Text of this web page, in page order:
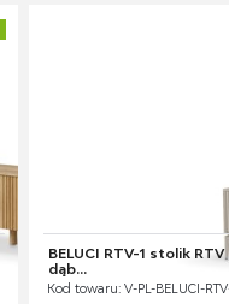
BELUCI RTV-1 stolik
dąb...
Kod towaru: V-PL-BELUCI-